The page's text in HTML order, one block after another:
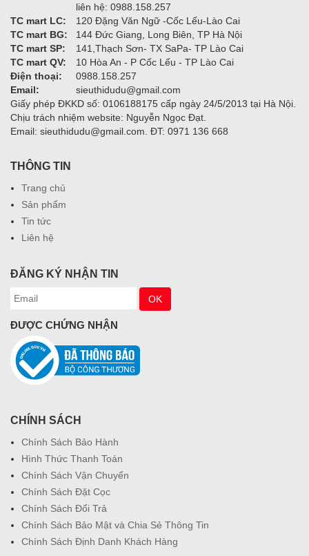
liên hệ: 0988.158.257
TC mart LC:
120 Đặng Văn Ngữ -Cốc Lếu-Lào Cai
TC mart BG:
144 Đức Giang, Long Biên, TP Hà Nội
TC mart SP:
141,Thạch Sơn- TX SaPa- TP Lào Cai
TC mart QV:
10 Hòa An - P Cốc Lếu - TP Lào Cai
Điện thoại:
0988.158.257
Email:
sieuthidudu@gmail.com
Giấy phép ĐKKD số: 0106188175 cấp ngày 24/5/2013 tại Hà Nội.
Chịu trách nhiệm website: Nguyễn Ngọc Đạt.
Email: sieuthidudu@gmail.com. ĐT: 0971 136 668
THÔNG TIN
Trang chủ
Sản phẩm
Tin tức
Liên hệ
ĐĂNG KÝ NHẬN TIN
ĐƯỢC CHỨNG NHẬN
CHÍNH SÁCH
Chính Sách Bảo Hành
Hình Thức Thanh Toán
Chính Sách Vận Chuyển
Chính Sách Đặt Cọc
Chính Sách Đổi Trả
Chính Sách Bảo Mật và Chia Sẻ Thông Tin
Chính Sách Định Danh Khách Hàng